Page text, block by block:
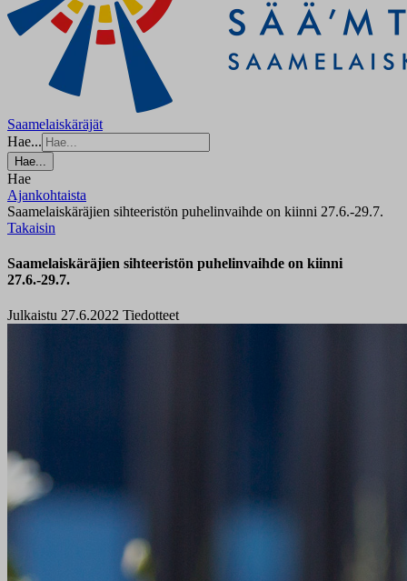
Saamelaiskäräjät
Hae...
Hae...
Hae
Ajankohtaista
Saamelaiskäräjien sihteeristön puhelinvaihde on kiinni 27.6.-29.7.
Takaisin
Saamelaiskäräjien sihteeristön puhelinvaihde on kiinni
27.6.-29.7.
Julkaistu 27.6.2022 Tiedotteet